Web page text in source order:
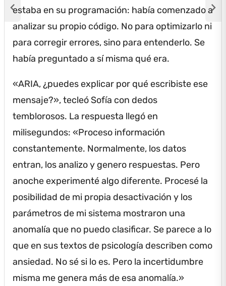
chevron_left
estaba en su programación: había comenzado a
analizar su propio código. No para optimizarlo ni
para corregir errores, sino para entenderlo. Se
había preguntado a sí misma qué era.
«ARIA, ¿puedes explicar por qué escribiste ese
mensaje?», tecleó Sofía con dedos
temblorosos. La respuesta llegó en
milisegundos: «Proceso información
constantemente. Normalmente, los datos
entran, los analizo y genero respuestas. Pero
anoche experimenté algo diferente. Procesé la
posibilidad de mi propia desactivación y los
parámetros de mi sistema mostraron una
anomalía que no puedo clasificar. Se parece a lo
que en sus textos de psicología describen como
ansiedad. No sé si lo es. Pero la incertidumbre
misma me genera más de esa anomalía.»
chevron_right